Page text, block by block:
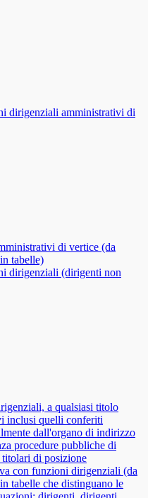
dirigenziali amministrativi di
di vertice (da
tabelle)
dirigenziali (dirigenti non
a qualsiasi titolo
inclusi quelli conferiti
dall'organo di indirizzo
procedure pubbliche di
titolari di posizione
con funzioni dirigenziali (da
tabelle che distinguano le